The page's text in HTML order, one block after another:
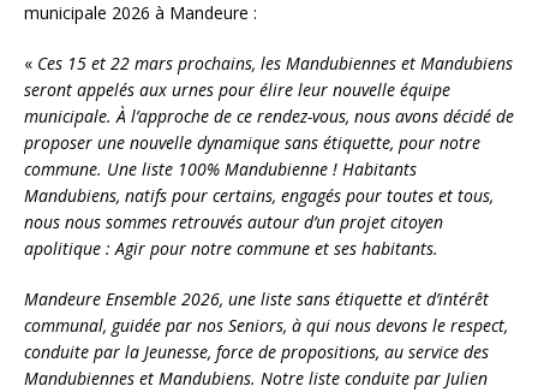
municipale 2026 à Mandeure :
« Ces 15 et 22 mars prochains, les Mandubiennes et Mandubiens
seront appelés aux urnes pour élire leur nouvelle équipe
municipale. À l’approche de ce rendez-vous, nous avons décidé de
proposer une nouvelle dynamique sans étiquette, pour notre
commune. Une liste 100% Mandubienne ! Habitants
Mandubiens, natifs pour certains, engagés pour toutes et tous,
nous nous sommes retrouvés autour d’un projet citoyen
apolitique : Agir pour notre commune et ses habitants.
Mandeure Ensemble 2026, une liste sans étiquette et d’intérêt
communal, guidée par nos Seniors, à qui nous devons le respect,
conduite par la Jeunesse, force de propositions, au service des
Mandubiennes et Mandubiens. Notre liste conduite par Julien